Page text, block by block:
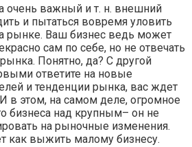
очень важный и т. н. внешний
и пытаться вовремя уловить
рынке. Ваш бизнес ведь может
сам по себе, но не отвечать
Понятно, да? С другой
ответите на новые
и тенденции рынка, вас ждет
в этом, на самом деле, огромное
бизнеса над крупным– он не
на рыночные изменения.
как выжить малому бизнесу.